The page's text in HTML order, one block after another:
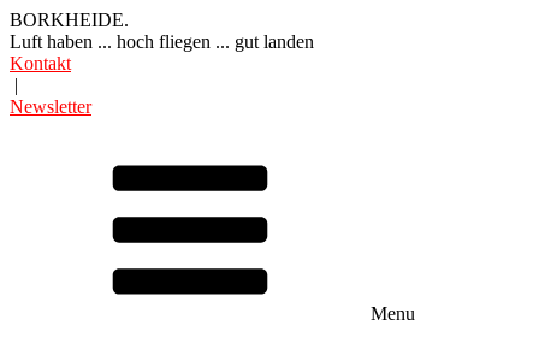
BORKHEIDE.
Luft haben ... hoch fliegen ... gut landen
Kontakt
|
Newsletter
Menu